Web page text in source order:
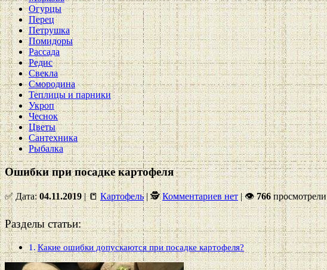
Огурцы
Перец
Петрушка
Помидоры
Рассада
Редис
Свекла
Смородина
Теплицы и парники
Укроп
Чеснок
Цветы
Сантехника
Рыбалка
Ошибки при посадке картофеля
✅ Дата:04.11.2019| 📒Картофель| 🕵Комментариев нет|👁766просмотрели
Разделы статьи:
Какие ошибки допускаются при посадке картофеля?